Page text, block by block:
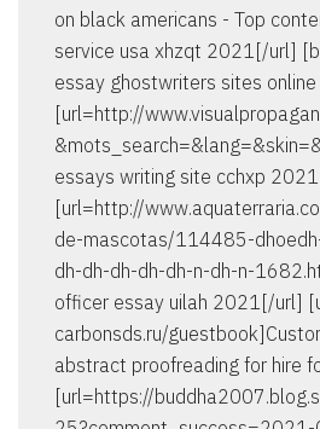
on black americans - Top
service usa xhzqt 2021[/url]
essay ghostwriters sites
[url=http://
essays writing site cchxp
[url=http://
de-mascotas/114485-
dh-dh-dh-dh-dh-n-dh-n-
officer essay uilah 2021[/url]
carbonsds.ru/
abstract proofreading for hire
[url=https://